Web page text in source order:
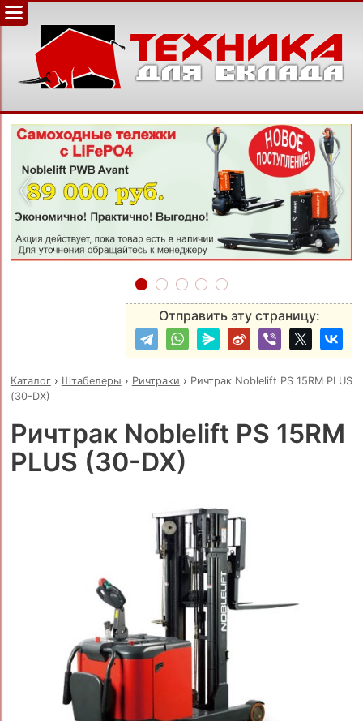
‹ ›
Отправить эту страницу:
Каталог› Штабелеры › Ричтраки › Ричтрак Noblelift PS 15RM PLUS
(30-DX)
Ричтрак Noblelift PS 15RM
PLUS (30-DX)